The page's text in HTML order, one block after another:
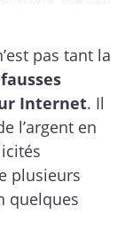
pas tant la
Internet. Il
l’argent en
plusieurs
quelques